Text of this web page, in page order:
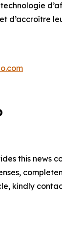
d’accroître
this news
kindly